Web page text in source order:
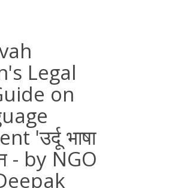
Legal
on
'उर्दू भाषा
- by NGO